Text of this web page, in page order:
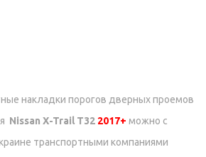
накладки порогов дверных проемов
Nissan X-Trail T32 2017+ можно с
транспортными компаниями